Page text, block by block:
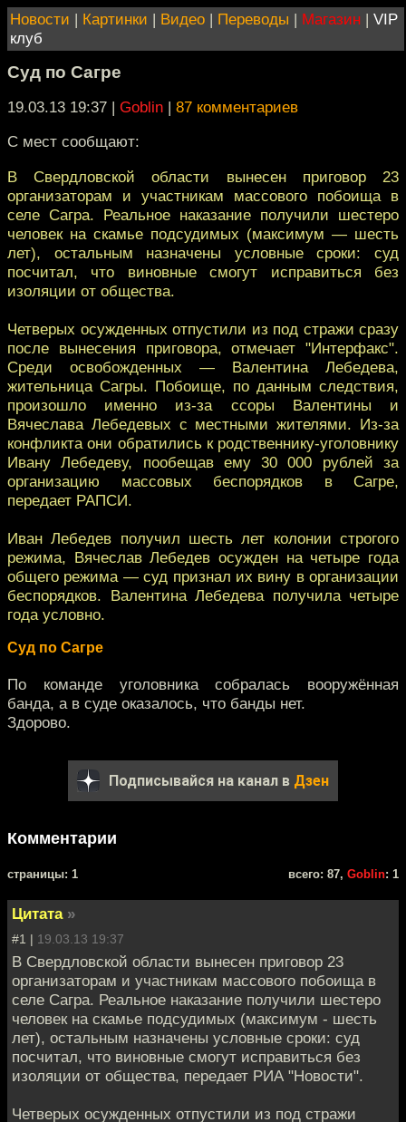
Новости | Картинки | Видео | Переводы | Магазин | VIP
клуб
Суд по Сагре
19.03.13 19:37 | Goblin | 87 комментариев
С мест сообщают:
В Свердловской области вынесен приговор 23
организаторам и участникам массового побоища в
селе Сагра. Реальное наказание получили шестеро
человек на скамье подсудимых (максимум — шесть
лет), остальным назначены условные сроки: суд
посчитал, что виновные смогут исправиться без
изоляции от общества.
Четверых осужденных отпустили из под стражи сразу
после вынесения приговора, отмечает "Интерфакс".
Среди освобожденных — Валентина Лебедева,
жительница Сагры. Побоище, по данным следствия,
произошло именно из-за ссоры Валентины и
Вячеслава Лебедевых с местными жителями. Из-за
конфликта они обратились к родственнику-уголовнику
Ивану Лебедеву, пообещав ему 30 000 рублей за
организацию массовых беспорядков в Сагре,
передает РАПСИ.
Иван Лебедев получил шесть лет колонии строгого
режима, Вячеслав Лебедев осужден на четыре года
общего режима — суд признал их вину в организации
беспорядков. Валентина Лебедева получила четыре
года условно.
Суд по Сагре
По команде уголовника собралась вооружённая
банда, а в суде оказалось, что банды нет.
Здорово.
Подписывайся на канал в Дзен
Комментарии
cтраницы: 1 всего: 87, Goblin: 1
Цитата »
#1 | 19.03.13 19:37
В Свердловской области вынесен приговор 23
организаторам и участникам массового побоища в
селе Сагра. Реальное наказание получили шестеро
человек на скамье подсудимых (максимум - шесть
лет), остальным назначены условные сроки: суд
посчитал, что виновные смогут исправиться без
изоляции от общества, передает РИА "Новости".
Четверых осужденных отпустили из под стражи